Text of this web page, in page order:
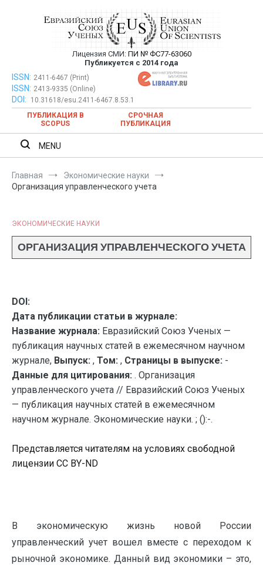
Евразийский Союз Ученых —
публикация научных статей в
ежемесячном научном журнале
Лицензия СМИ: ПИ № ФС77-63060
Публикуется с 2014 года
Евразийский Союз Ученых — публикация научных статей в
ежемесячном научном журнале
ISSN: 2411-6467 (Print)
ISSN: 2413-9335 (Online)
DOI:
10.31618/esu.2411-6467.8.53.1
ПУБЛИКАЦИЯ В
SCOPUS
СРОЧНАЯ
ПУБЛИКАЦИЯ
MENU
Главная
Экономические науки
Организация управленческого учета
ЭКОНОМИЧЕСКИЕ НАУКИ
ОРГАНИЗАЦИЯ УПРАВЛЕНЧЕСКОГО УЧЕТА
DOI:
Дата публикации статьи в журнале:
Название журнала: Евразийский Союз Ученых —
публикация научных статей в ежемесячном научном
журнале, Выпуск: , Том: , Страницы в выпуске: -
Данные для цитирования: . Организация
управленческого учета // Евразийский Союз Ученых
— публикация научных статей в ежемесячном
научном журнале. Экономические науки. ; ():-.
Представляется читателям на условиях свободной
лицензии CC BY-ND
В экономическую жизнь новой России
управленческий учет вошел вместе с переходом к
рыночной экономике. Данный вид экономики – это,